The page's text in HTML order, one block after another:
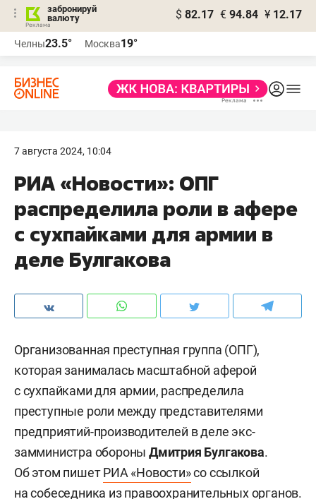
забронируй
валюту
$ 82.17 € 94.84 ¥ 12.17
Челны23.5° Москва19°
7 августа 2024, 10:04
РИА «Новости»: ОПГ
распределила роли в афере
с сухпайками для армии в
деле Булгакова
Организованная преступная группа (ОПГ),
которая занималась масштабной аферой
с сухпайками для армии, распределила
преступные роли между представителями
предприятий-производителей в деле экс-
замминистра обороныДмитрия Булгакова.
Об этом пишетРИА «Новости»со ссылкой
на собеседника из правоохранительных органов.